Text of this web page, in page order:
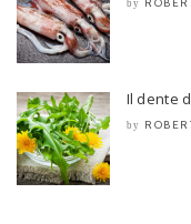
by
Il dente
by